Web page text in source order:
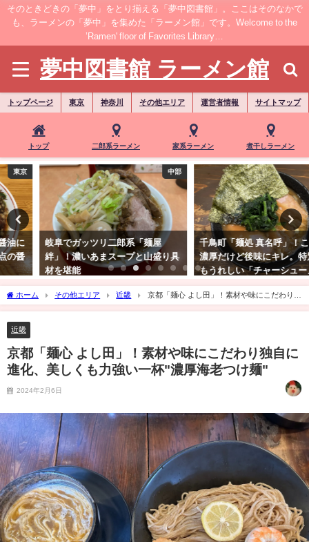
そのときどきの「夢中」をとり揃える「夢中図書館」。ここはそのなかで
も、ラーメンの「夢中」を集めた「ラーメン館」です。Welcome to the
’Ramen' floor of Favorites Library…
夢中図書館 ラーメン館
トップページ 東京 神奈川 その他エリア 運営者情報 サイトマップ
トップ 二郎系ラーメン 家系ラーメン 煮干しラーメン
中部
岐阜でガッツリ二郎系「麺屋
絆」！濃いあまスープと山盛り具
材を堪能
東京
千鳥町「麺処 真名呼」！こってり
濃厚だけど後味にキレ。特別素材
もうれしい「チャーシューメン」
ホーム その他エリア 近畿
京都「麺心 よし田」！素材や味にこだわり独
自に進化、美しくも力強い一杯"濃厚海老つけ麺"
近畿
京都「麺心 よし田」！素材や味にこだわり独自に
進化、美しくも力強い一杯"濃厚海老つけ麺"
2024年2月6日